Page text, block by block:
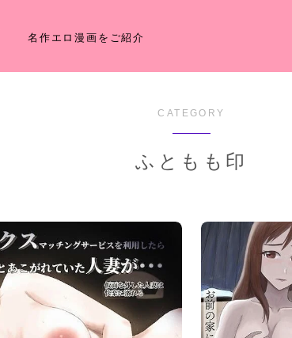
名作エロ漫画をご紹介
CATEGORY
ふともも印